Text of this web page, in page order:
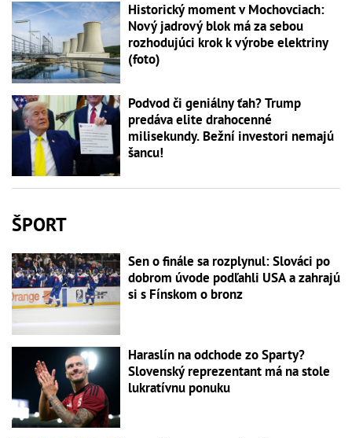
Historický moment v Mochovciach:
Nový jadrový blok má za sebou
rozhodujúci krok k výrobe elektriny
(foto)
Podvod či geniálny ťah? Trump
predáva elite drahocenné
milisekundy. Bežní investori nemajú
šancu!
ŠPORT
Sen o finále sa rozplynul: Slováci po
dobrom úvode podľahli USA a zahrajú
si s Fínskom o bronz
Haraslín na odchode zo Sparty?
Slovenský reprezentant má na stole
lukratívnu ponuku